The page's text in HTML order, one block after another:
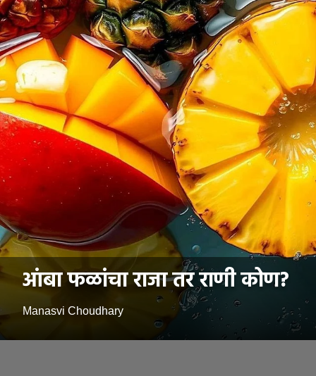
आंबा फळांचा राजा तर राणी कोण?
Manasvi Choudhary